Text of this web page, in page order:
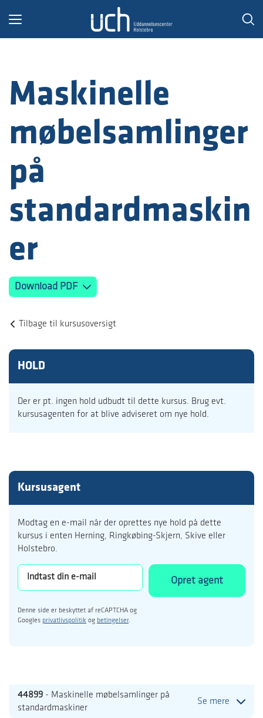
Toggle
Maskinelle
møbelsamlinger
på
standardmaskin
er
Download PDF
Tilbage til kursusoversigt
HOLD
Der er pt. ingen hold udbudt til dette kursus. Brug evt.
kursusagenten for at blive adviseret om nye hold.
Kursusagent
Modtag en e-mail når der oprettes nye hold på dette
kursus i enten Herning, Ringkøbing-Skjern, Skive eller
Holstebro.
Opret agent
Denne side er beskyttet af reCAPTCHA og
Googles privatlivspolitik og betingelser.
44899 - Maskinelle møbelsamlinger på
standardmaskiner
Se mere